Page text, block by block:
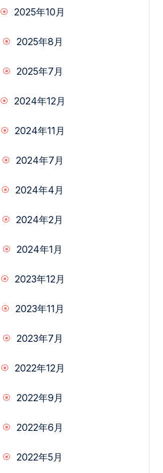
2025年10月
2025年8月
2025年7月
2024年12月
2024年11月
2024年7月
2024年4月
2024年2月
2024年1月
2023年12月
2023年11月
2023年7月
2022年12月
2022年9月
2022年6月
2022年5月